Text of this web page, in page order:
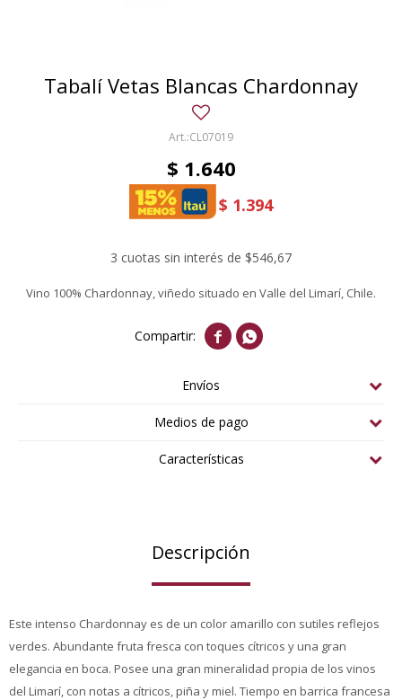
Tabalí Vetas Blancas Chardonnay
CL07019
$ 1.640
$ 1.394
3 cuotas sin interés de $546,67
Vino 100% Chardonnay, viñedo situado en Valle del Limarí, Chile.
 
Envíos
Medios de pago
Características
Descripción
Este intenso Chardonnay es de un color amarillo con sutiles reflejos
verdes. Abundante fruta fresca con toques cítricos y una gran
elegancia en boca. Posee una gran mineralidad propia de los vinos
del Limarí, con notas a cítricos, piña y miel. Tiempo en barrica francesa